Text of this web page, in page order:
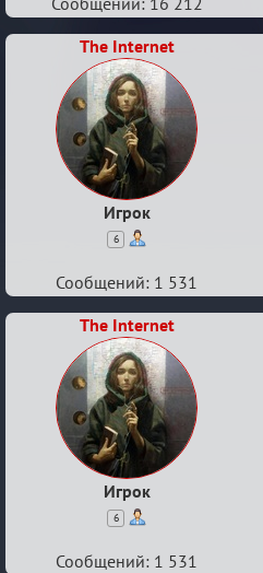
The Internet
Игрок
6
Сообщений: 1 531
The Internet
Игрок
6
Сообщений: 1 531